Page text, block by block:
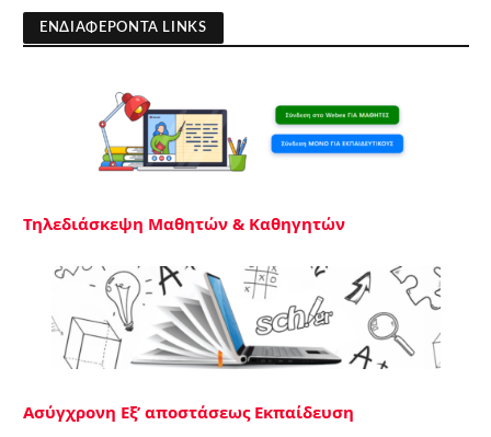
ΕΝΔΙΑΦΕΡΟΝΤΑ LINKS
Τηλεδιάσκεψη Μαθητών & Καθηγητών
Ασύγχρονη Εξ’ αποστάσεως Εκπαίδευση